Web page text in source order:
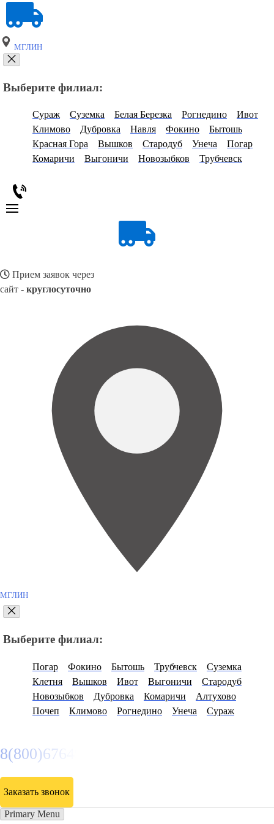
МГЛИН
Выберите филиал:
Сураж Суземка Белая Березка Рогнедино
Ивот
Климово
Дубровка Навля Фокино
Бытошь
Красная Гора
Вышков Стародуб Унеча
Погар
Комаричи
Выгоничи Новозыбков Трубчевск
Прием заявок через
сайт - круглосуточно
МГЛИН
Выберите филиал:
Погар Фокино Бытошь Трубчевск
Суземка
Клетня
Вышков Ивот Выгоничи
Стародуб
Новозыбков
Дубровка Комаричи
Алтухово
Почеп
Климово Рогнедино Унеча Сураж
8(800)6764935
Заказать звонок
Primary Menu